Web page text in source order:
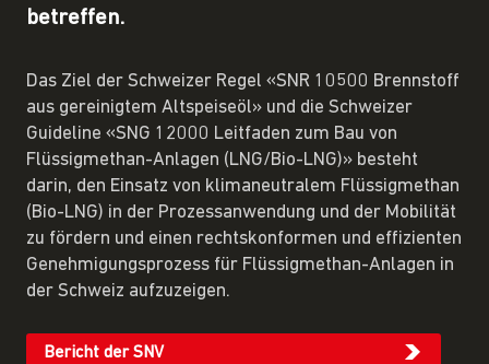
betreffen.
Das Ziel der Schweizer Regel «SNR 10500 Brennstoff
aus gereinigtem Altspeiseöl» und die Schweizer
Guideline «SNG 12000 Leitfaden zum Bau von
Flüssigmethan-Anlagen (LNG/Bio-LNG)» besteht
darin, den Einsatz von klimaneutralem Flüssigmethan
(Bio-LNG) in der Prozessanwendung und der Mobilität
zu fördern und einen rechtskonformen und effizienten
Genehmigungsprozess für Flüssigmethan-Anlagen in
der Schweiz aufzuzeigen.
Bericht der SNV